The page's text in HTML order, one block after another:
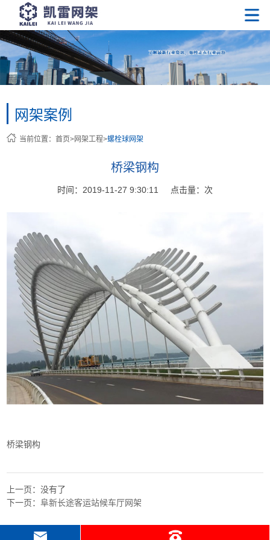
网架案例
当前位置：首页>网架工程>螺栓球网架
桥梁钢构
时间：2019-11-27 9:30:11 点击量： 次
桥梁钢构
上一页：没有了
下一页：阜新长途客运站候车厅网架